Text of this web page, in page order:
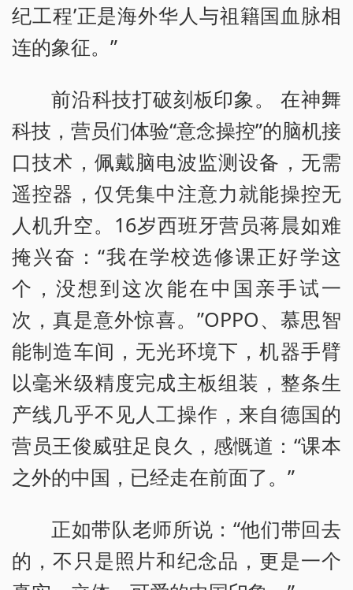
纪工程’正是海外华人与祖籍国血脉相
连的象征。”
前沿科技打破刻板印象。 在神舞
科技，营员们体验“意念操控”的脑机接
口技术，佩戴脑电波监测设备，无需
遥控器，仅凭集中注意力就能操控无
人机升空。16岁西班牙营员蒋晨如难
掩兴奋：“我在学校选修课正好学这
个，没想到这次能在中国亲手试一
次，真是意外惊喜。”OPPO、慕思智
能制造车间，无光环境下，机器手臂
以毫米级精度完成主板组装，整条生
产线几乎不见人工操作，来自德国的
营员王俊威驻足良久，感慨道：“课本
之外的中国，已经走在前面了。”
正如带队老师所说：“他们带回去
的，不只是照片和纪念品，更是一个